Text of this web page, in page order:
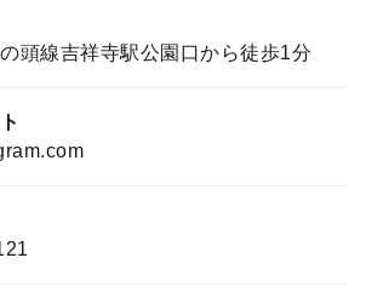
頭線吉祥寺駅公園口から徒歩1分